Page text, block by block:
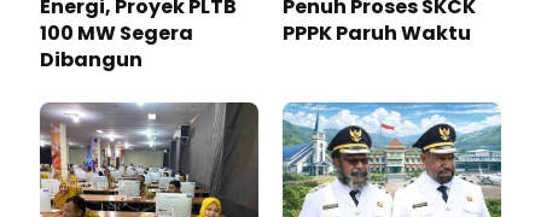
Energi, Proyek PLTB
100 MW Segera
Dibangun
Penuh Proses SKCK
PPPK Paruh Waktu